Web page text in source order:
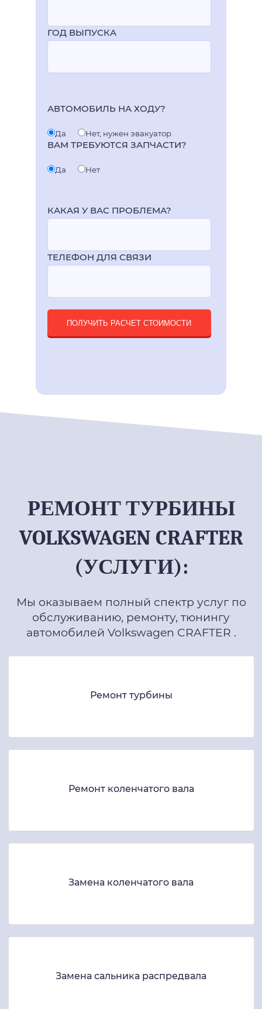
ГОД ВЫПУСКА
АВТОМОБИЛЬ НА ХОДУ?
Да Нет, нужен эвакуатор
ВАМ ТРЕБУЮТСЯ ЗАПЧАСТИ?
Да Нет
КАКАЯ У ВАС ПРОБЛЕМА?
ТЕЛЕФОН ДЛЯ СВЯЗИ
ПОЛУЧИТЬ РАСЧЕТ СТОИМОСТИ
РЕМОНТ ТУРБИНЫ
VOLKSWAGEN CRAFTER
(УСЛУГИ):
Мы оказываем полный спектр услуг по
обслуживанию, ремонту, тюнингу
автомобилей Volkswagen CRAFTER .
Ремонт турбины
Ремонт коленчатого вала
Замена коленчатого вала
Замена сальника распредвала